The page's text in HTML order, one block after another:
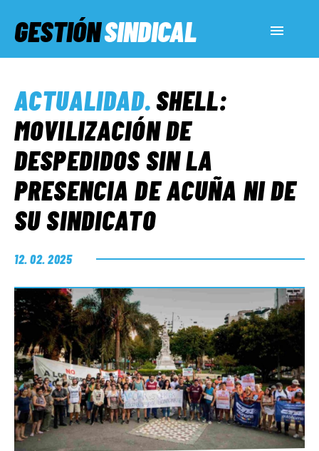
GESTIÓNSINDICAL
SERVICIOS SOCIALES
INFORMES ESPECIALES
FUERA DE MEGÁFONO
EL LADO «G»
ACTUALIDAD.SHELL:
MOVILIZACIÓN DE
DESPEDIDOS SIN LA
PRESENCIA DE ACUÑA NI DE
SU SINDICATO
12. 02. 2025